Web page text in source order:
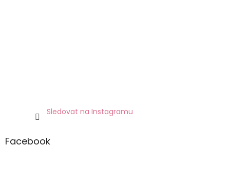
Sledovat na Instagramu
Facebook